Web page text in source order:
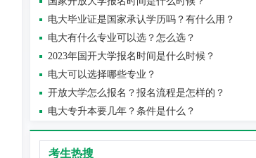
电大毕业证是国家承认学历吗？有什么用？
电大有什么专业可以选？怎么选？
2023年国开大学报名时间是什么时候？
电大可以选择哪些专业？
开放大学怎么报名？报名流程是怎样的？
电大专升本要几年？条件是什么？
考生热搜